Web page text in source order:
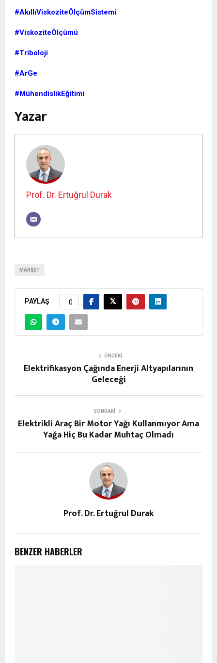
#AkıllıViskoziteÖlçümSistemi
#ViskoziteÖlçümü
#Triboloji
#ArGe
#MühendislikEğitimi
Yazar
Prof. Dr. Ertuğrul Durak
MANŞET
PAYLAŞ 0
ÖNCEKI
Elektrifikasyon Çağında Enerji Altyapılarının
Geleceği
SONRAKI
Elektrikli Araç Bir Motor Yağı Kullanmıyor Ama
Yağa Hiç Bu Kadar Muhtaç Olmadı
Prof. Dr. Ertuğrul Durak
BENZER HABERLER